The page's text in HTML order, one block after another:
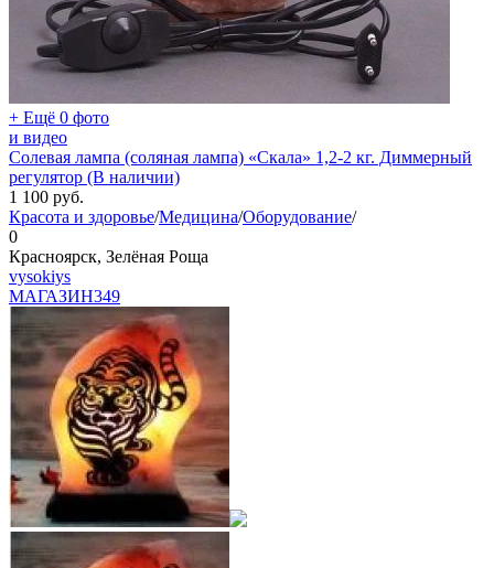
+ Ещё 0 фото
и видео
Солевая лампа (соляная лампа) «Скала» 1,2-2 кг. Диммерный
регулятор (В наличии)
1 100 руб.
Красота и здоровье/Медицина/Оборудование/
0
Красноярск, Зелёная Роща
vysokiys
МАГАЗИН349